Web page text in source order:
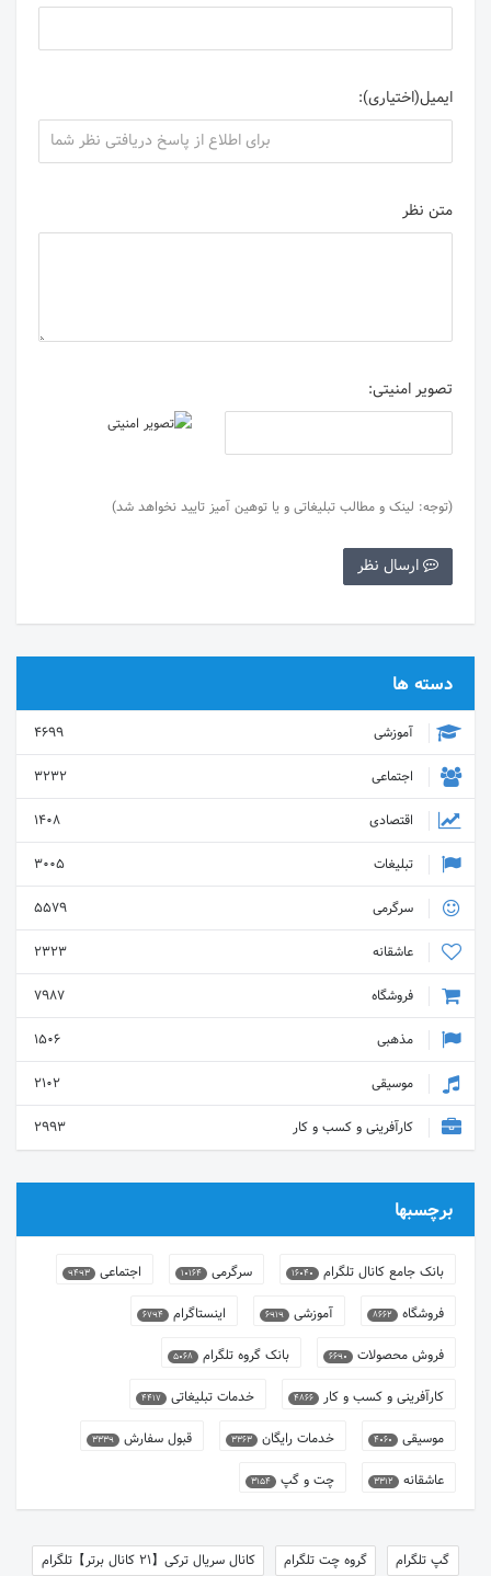
ایمیل(اختیاری):
متن نظر
تصویر امنیتی:
(توجه: لینک و مطالب تبلیغاتی و یا توهین آمیز تایید نخواهد شد)
دسته ها
آموزشی
4699
اجتماعی
3232
اقتصادی
1408
تبلیغات
3005
سرگرمی
5579
عاشقانه
2323
فروشگاه
7987
مذهبی
1506
موسیقی
2102
کارآفرینی و کسب و کار
2993
برچسبها
بانک جامع کانال تلگرام 16040 سرگرمی 10164 اجتماعی 9493
فروشگاه 8662 آموزشی 6919 اینستاگرام 6794
فروش محصولات 6690 بانک گروه تلگرام 5068
کارآفرینی و کسب و کار 4866 خدمات تبلیغاتی 4417
موسیقی 4060 خدمات رایگان 3363 قبول سفارش 3339
عاشقانه 3312 چت و گپ 3154
گپ تلگرام گروه چت تلگرام کانال سریال ترکی【21 کانال برتر】تلگرام